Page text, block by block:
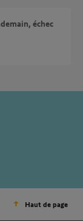
Haut de page